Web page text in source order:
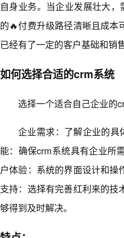
自身业务。当企业发展壮大
的🔥付费升级路径清晰且成
已经有了一定的客户基础和销
如何选择合适的crm系统
选择一个适合自己企业的
企业需求：了解企业的
能：确保crm系统具有企业所
户体验：系统的界面设计和
支持：选择有完善红利来的
够得到及时解决。